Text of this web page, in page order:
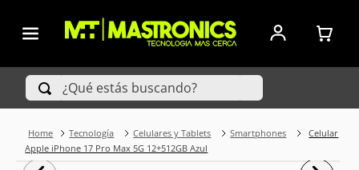
¿Qué estás buscando?
Tecnología Celulares y Tablets Smartphones
Celular
Apple iPhone 17 Pro Max 5G 12+512GB Azul
TÉRMINOS MÁS BUSCADOS